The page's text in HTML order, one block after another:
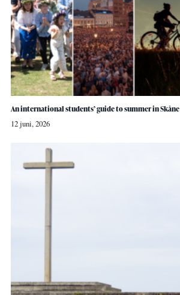
An international students’ guide to summer in Skåne
12 juni, 2026